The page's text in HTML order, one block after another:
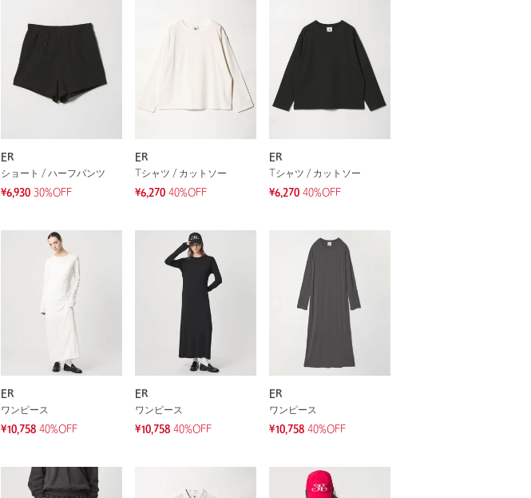
ER
ショート / ハーフパンツ
¥6,930 30%OFF
ER
Tシャツ / カットソー
¥6,270 40%OFF
ER
Tシャツ / カットソー
¥6,270 40%OFF
ER
ワンピース
¥10,758 40%OFF
ER
ワンピース
¥10,758 40%OFF
ER
ワンピース
¥10,758 40%OFF